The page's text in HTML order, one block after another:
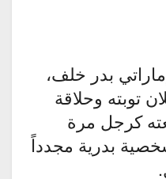
بدر خلف،
توبته وحلاقة
كرجل مرة
بدرية مجدداً